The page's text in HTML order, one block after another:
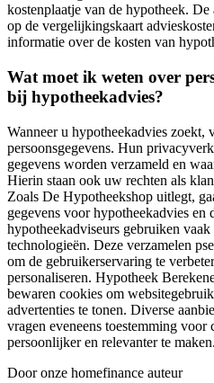
kostenplaatje van de hypotheek.
op de vergelijkingskaart
informatie over de kosten van
Wat moet ik weten over
bij hypotheekadvies?
Wanneer u hypotheekadvies zoekt,
persoonsgegevens. Hun
gegevens worden verzameld en
Hierin staan ook uw rechten als
Zoals De Hypotheekshop uitlegt,
gegevens voor hypotheekadvies en
hypotheekadviseurs gebruiken
technologieën. Deze verzamelen
om de gebruikerservaring te
personaliseren. Hypotheek
bewaren cookies om
advertenties te tonen. Diverse
vragen eveneens toestemming voor
persoonlijker en relevanter te maken.
Door onze homefinance auteur